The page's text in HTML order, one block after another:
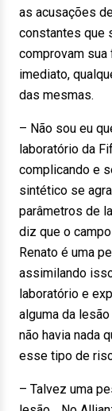
as acusações
constantes que
comprovam sua
imediato,
das mesmas.
– Não sou eu
laboratório da
complicando e
sintético se
parâmetros de
diz que o
Renato é uma
assimilando
laboratório e
alguma da
não havia nada
esse tipo de
– Talvez uma